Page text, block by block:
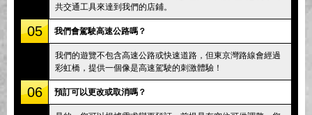
共交通工具來達到我們的店鋪。
05 我們會駕駛高速公路嗎？
我們的遊覽不包含高速公路或快速道路，但東京灣路線會經過
彩虹橋，提供一個像是高速駕駛的刺激體驗！
06 預訂可以更改或取消嗎？